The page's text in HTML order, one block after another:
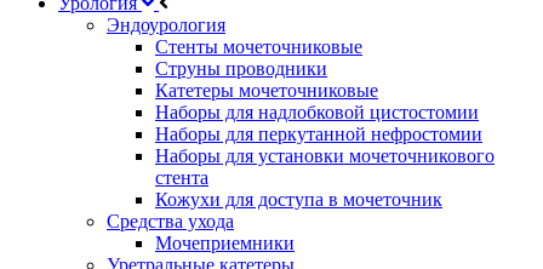
Эндоурология
Стенты мочеточниковые
Струны проводники
Катетеры мочеточниковые
Наборы для надлобковой цистостомии
Наборы для перкутанной нефростомии
Наборы для установки мочеточникового
стента
Кожухи для доступа в мочеточник
Средства ухода
Мочеприемники
Уретральные катетеры